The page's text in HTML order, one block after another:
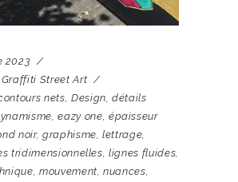
2023
Street Art
nets Design ,détails
,eazy one épaisseur
noir, graphisme ,lettrage
tridimensionnelles ,lignes fluides
,mouvement ,nuances